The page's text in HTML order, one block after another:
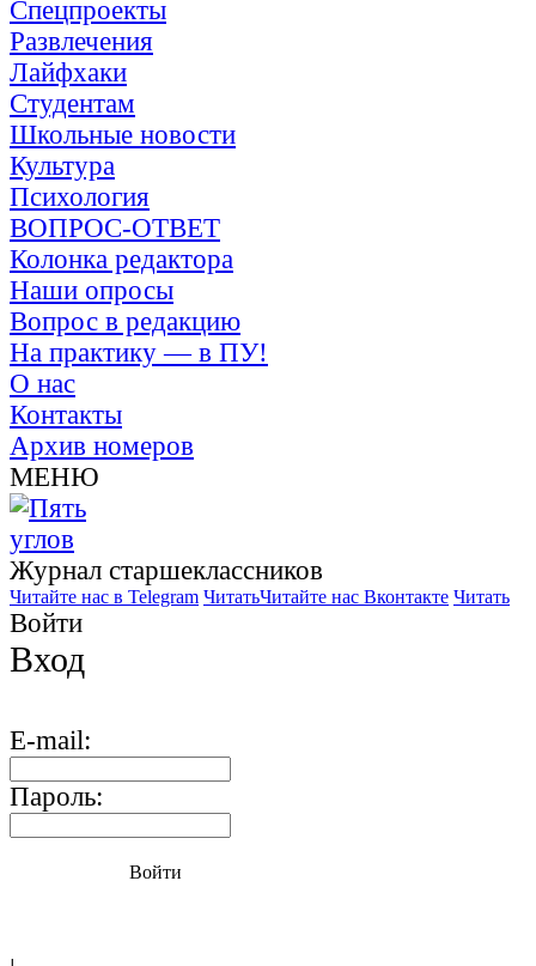
Спецпроекты
Развлечения
Лайфхаки
Студентам
Школьные новости
Культура
Психология
ВОПРОС-ОТВЕТ
Колонка редактора
Наши опросы
Вопрос в редакцию
На практику — в ПУ!
О нас
Контакты
Архив номеров
МЕНЮ
Журнал старшекласcников
Читайте нас в Telegram ЧитатьЧитайте нас Вконтакте Читать
Войти
Вход
E-mail:
Пароль:
Войти